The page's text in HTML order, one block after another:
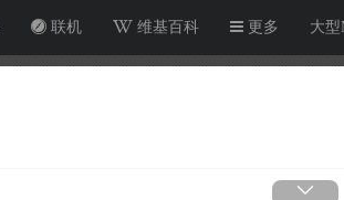
联机 维基百科 更多 大型